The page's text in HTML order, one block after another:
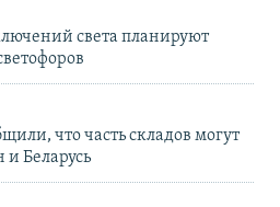
света планируют
что часть складов могут
и Беларусь